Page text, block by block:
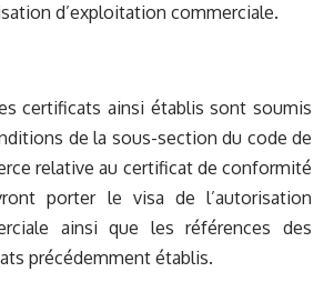
d’exploitation commerciale.
certificats ainsi établis sont soumis
de la sous-section du code de
relative au certificat de conformité
porter le visa de l’autorisation
ainsi que les références des
précédemment établis.